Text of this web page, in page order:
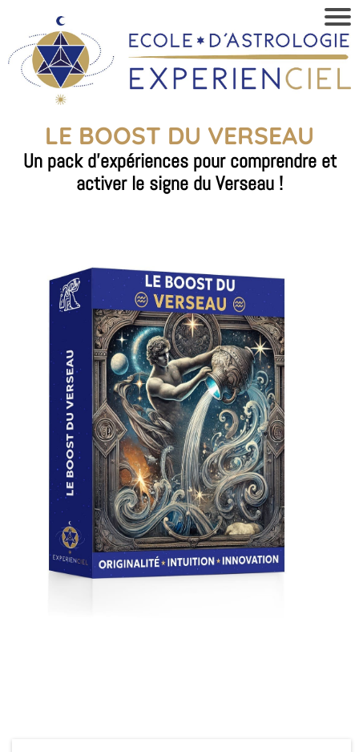
LE BOOST DU VERSEAU
Un pack d'expériences pour comprendre et
activer le signe du Verseau !